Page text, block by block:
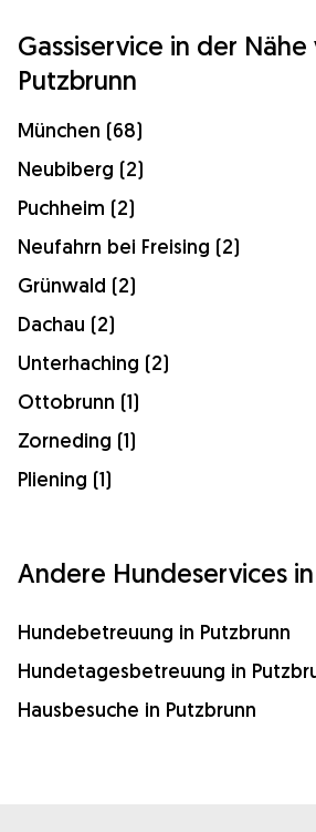
Gassiservice in der Nähe
Putzbrunn
München (68)
Neubiberg (2)
Puchheim (2)
Neufahrn bei Freising (2)
Grünwald (2)
Dachau (2)
Unterhaching (2)
Ottobrunn (1)
Zorneding (1)
Pliening (1)
Andere Hundeservices
Hundebetreuung in Putzbrunn
Hundetagesbetreuung in
Hausbesuche in Putzbrunn